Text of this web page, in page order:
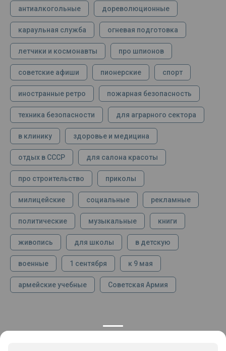
антиалкогольные дореволюционные
караульная служба огневая подготовка
летчики и космонавты про шпионов
советские афиши пионерские спорт
иностранные ретро пожарная безопасность
техника безопасности для аграрного сектора
в клинику здоровье и медицина
отдых в СССР для салона красоты
про строительство приколы
милицейские социальные рекламные
политические музыкальные книги
живопись для школы в детскую
военные 1 сентября к 9 мая
армейские учебные Советская Армия